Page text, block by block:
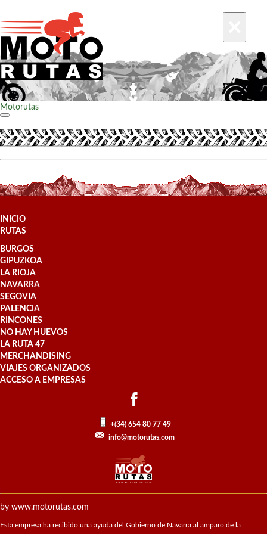
Motorutas
INICIO
RUTAS
BURGOS
GIPUZKOA
LA RIOJA
NAVARRA
SEGOVIA
PALENCIA
RINCONES
NO HAY HUEVOS
LA RUTA 47
MERCHANDISING
VIAJES ORGANIZADOS
ACCESO A EMPRESAS
+(34) 654 80 77 49
info@motorutas.com
by www.motorutas.com
Esta empresa ha recibido una ayuda del Gobierno de Navarra al amparo de la